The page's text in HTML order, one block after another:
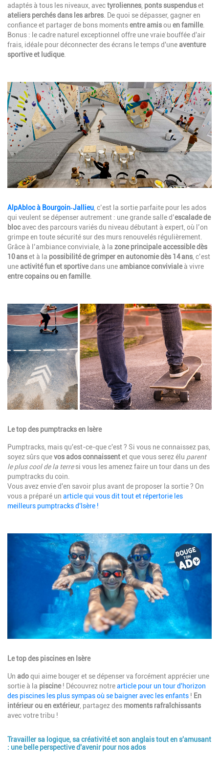
adaptés à tous les niveaux, avectyroliennes ponts suspenduset
ateliers perchés dans les arbres . De quoi se dépasser, gagner en
confiance et partager de bons momentsentre amisou en famille.
Bonus : le cadre naturel exceptionnel offre une vraie bouffée d'air
frais, idéale pour déconnecter des écrans le temps d'uneaventure
sportive et ludique.
Image
Description
AlpAbloc à Bourgoin‑Jallieu , c’est la sortie parfaite pour les ados
qui veulent se dépenser autrement : une grande salle d’escalade de
blocavec des parcours variés du niveau débutant à expert, où l’on
grimpe en toute sécurité sur des murs renouvelés régulièrement.
Grâce à l’ambiance conviviale, à la zone principale accessible dès
10 anset à la possibilité de grimper en autonomie dès 14 ans , c’est
uneactivité fun et sportivedans uneambiance convivialeà vivre
entre copains ou en famille.
Image
Description
Le top des pumptracks en Isère
Pumptracks, mais qu'est-ce-que c'est ? Si vous ne connaissez pas,
soyez sûrs quevos ados connaissentet que vous serez élu parent
le plus cool de la terresi vous les amenez faire un tour dans un des
pumptracks du coin.
Vous avez envie d'en savoir plus avant de proposer la sortie ? On
vous a préparé un article qui vous dit tout et répertorie les
meilleurs pumptracks d'Isère !
Image
Description
Le top des piscines en Isère
Un adoqui aime bouger et se dépenser va forcément apprécier une
sortie à la piscine! Découvrez notrearticle pour un tour d'horizon
des piscines les plus sympas où se baigner avec les enfants ! En
intérieur ou en extérieur, partagez des moments rafraîchissants
avec votre tribu !
Travailler sa logique, sa créativité et son anglais tout en s'amusant
: une belle perspective d'avenir pour nos ados